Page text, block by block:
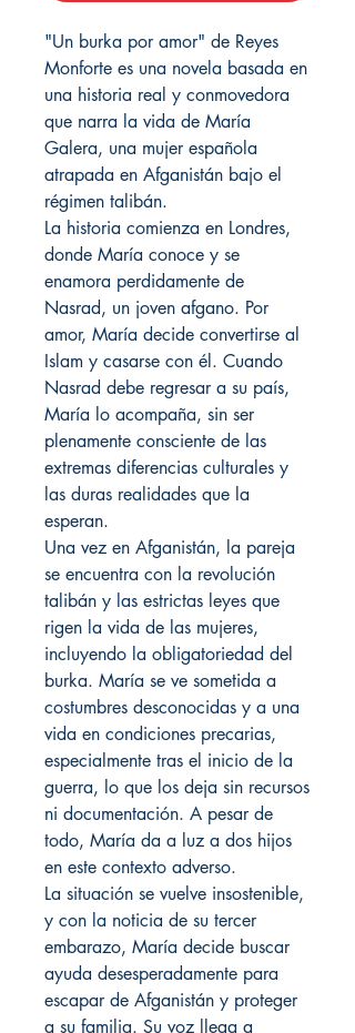
"Un burka por amor" de Reyes
Monforte es una novela basada en
una historia real y conmovedora
que narra la vida de María
Galera, una mujer española
atrapada en Afganistán bajo el
régimen talibán.
La historia comienza en Londres,
donde María conoce y se
enamora perdidamente de
Nasrad, un joven afgano. Por
amor, María decide convertirse al
Islam y casarse con él. Cuando
Nasrad debe regresar a su país,
María lo acompaña, sin ser
plenamente consciente de las
extremas diferencias culturales y
las duras realidades que la
esperan.
Una vez en Afganistán, la pareja
se encuentra con la revolución
talibán y las estrictas leyes que
rigen la vida de las mujeres,
incluyendo la obligatoriedad del
burka. María se ve sometida a
costumbres desconocidas y a una
vida en condiciones precarias,
especialmente tras el inicio de la
guerra, lo que los deja sin recursos
ni documentación. A pesar de
todo, María da a luz a dos hijos
en este contexto adverso.
La situación se vuelve insostenible,
y con la noticia de su tercer
embarazo, María decide buscar
ayuda desesperadamente para
escapar de Afganistán y proteger
a su familia. Su voz llega a